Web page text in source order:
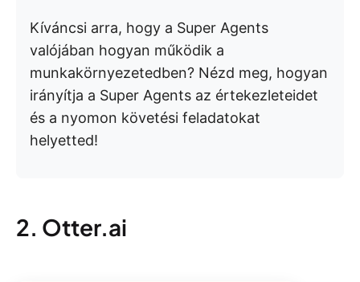
Kíváncsi arra, hogy a Super Agents
valójában hogyan működik a
munkakörnyezetedben? Nézd meg, hogyan
irányítja a Super Agents az értekezleteidet
és a nyomon követési feladatokat
helyetted!
2. Otter.ai